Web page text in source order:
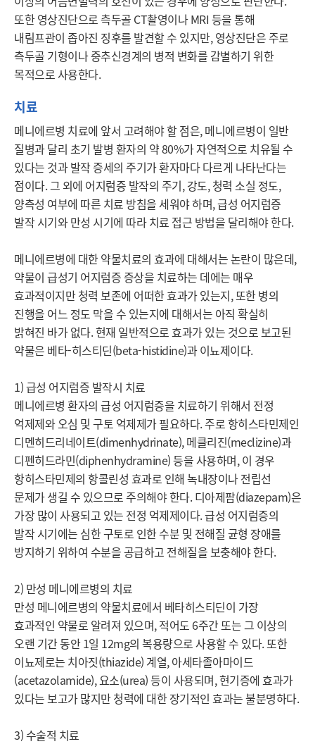
또한 영상진단으로 측두골 CT촬영이나 MRI 등을 통해
내림프관이 좁아진 징후를 발견할 수 있지만, 영상진단은 주로
측두골 기형이나 중추신경계의 병적 변화를 감별하기 위한
목적으로 사용한다.
치료
메니에르병 치료에 앞서 고려해야 할 점은, 메니에르병이 일반
질병과 달리 초기 발병 환자의 약 80%가 자연적으로 치유될 수
있다는 것과 발작 증세의 주기가 환자마다 다르게 나타난다는
점이다. 그 외에 어지럼증 발작의 주기, 강도, 청력 소실 정도,
양측성 여부에 따른 치료 방침을 세워야 하며, 급성 어지럼증
발작 시기와 만성 시기에 따라 치료 접근 방법을 달리해야 한다.
메니에르병에 대한 약물치료의 효과에 대해서는 논란이 많은데,
약물이 급성기 어지럼증 증상을 치료하는 데에는 매우
효과적이지만 청력 보존에 어떠한 효과가 있는지, 또한 병의
진행을 어느 정도 막을 수 있는지에 대해서는 아직 확실히
밝혀진 바가 없다. 현재 일반적으로 효과가 있는 것으로 보고된
약물은 베타-히스티딘(beta-histidine)과 이뇨제이다.
1) 급성 어지럼증 발작시 치료
메니에르병 환자의 급성 어지럼증을 치료하기 위해서 전정
억제제와 오심 및 구토 억제제가 필요하다. 주로 항히스타민제인
디멘히드리네이트(dimenhydrinate), 메클리진(meclizine)과
디펜히드라민(diphenhydramine) 등을 사용하며, 이 경우
항히스타민제의 항콜린성 효과로 인해 녹내장이나 전립선
문제가 생길 수 있으므로 주의해야 한다. 디아제팜(diazepam)은
가장 많이 사용되고 있는 전정 억제제이다. 급성 어지럼증의
발작 시기에는 심한 구토로 인한 수분 및 전해질 균형 장애를
방지하기 위하여 수분을 공급하고 전해질을 보충해야 한다.
2) 만성 메니에르병의 치료
만성 메니에르병의 약물치료에서 베타히스티딘이 가장
효과적인 약물로 알려져 있으며, 적어도 6주간 또는 그 이상의
오랜 기간 동안 1일 12mg의 복용량으로 사용할 수 있다. 또한
이뇨제로는 치아짓(thiazide) 계열, 아세타졸아마이드
(acetazolamide), 요소(urea) 등이 사용되며, 현기증에 효과가
있다는 보고가 많지만 청력에 대한 장기적인 효과는 불분명하다.
3) 수술적 치료